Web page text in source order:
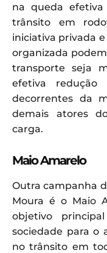
na queda
trânsito em
iniciativa privada
organizada
transporte seja
efetiva redução
decorrentes da
demais atores
carga.
Maio Amarelo
Outra campanha
Moura é o Maio
objetivo
sociedade para o
no trânsito em